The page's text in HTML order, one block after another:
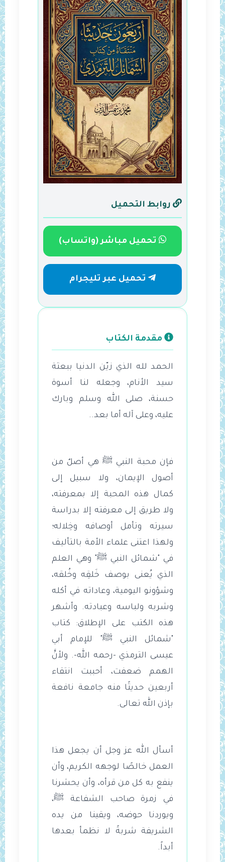
روابط التحميل
تحميل مباشر (واتساب)
تحميل عبر تليجرام
مقدمة الكتاب
الحمد لله الذي زيّن الدنيا ببعثة
سيد الأنام، وجعله لنا أسوة
حسنة، صلى الله وسلم وبارك
عليه، وعلى آله أما بعد..
فإن محبة النبي ﷺ هي أصلٌ من
أصول الإيمان، ولا سبيل إلى
كمال هذه المحبة إلا بمعرفته،
ولا طريق إلى معرفته إلا بدراسة
سيرته وتأمل أوصافه وخِلاله؛
ولهذا اعتنى علماء الأمة بالتأليف
في "شمائل النبي ﷺ" وهي العلم
الذي يُعنى بوصف خَلقِه وخُلقه،
وشؤونو اليومية، وعاداته في أكله
وشربه ولباسه وعبادته. وأشهر
هذه الكتب على الإطلاق: كتاب
"شمائل النبي ﷺ" للإمام أبي
عيسى الترمذي -رحمه الله-. ولأنَّ
الهمم ضعفت، أحببت انتقاء
أربعين حديثًا منه جامعة نافعة
بإذن الله تعالى.
أسأل الله عز وجل أن يجعل هذا
العمل خالصًا لوجهه الكريم، وأن
ينفع به كل من قرأه، وأن يحشرنا
في زمرة صاحب الشفاعة ﷺ،
ويوردنا حوضه، ويقينا من يده
الشريفة شربةً لا نظمأ بعدها
أبداً.